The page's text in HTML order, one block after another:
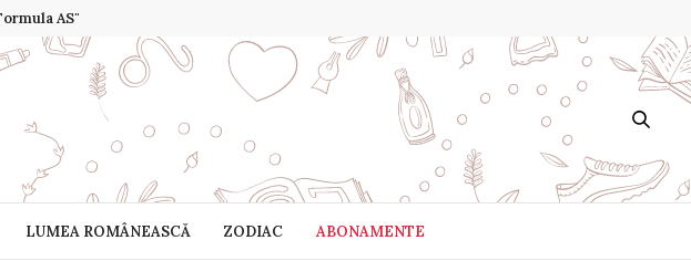
AS"
LUMEA ROMÂNEASCĂ ZODIAC ABONAMENTE